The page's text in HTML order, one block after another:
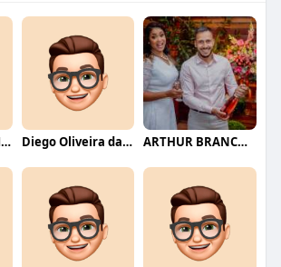
Jonatan Rafael Mello Diego Oliveira da Motta ARTHUR BRANCO FERNANDES